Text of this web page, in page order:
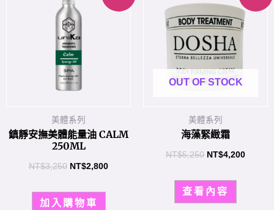
美體系列
鎮靜安撫美體能量油 CALM
250ML
NT$3,250 NT$2,800
加入購物車
OUT OF STOCK
美體系列
海藻緊緻霜
NT$5,250 NT$4,200
查看內容